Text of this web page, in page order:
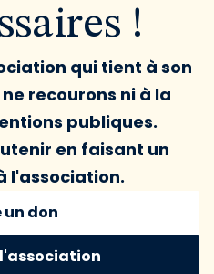
!
qui tient à son
recourons ni à la
publiques.
en faisant un
l'association.
un don